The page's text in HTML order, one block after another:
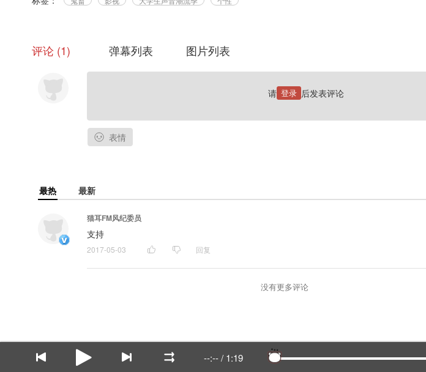
评论 1 弹幕列表 图片列表
请 登录 后发表评论
表情
最热 最新
猫耳FM风纪委员
支持
2017-05-03 回复
没有更多评论
--:--/ 1:19